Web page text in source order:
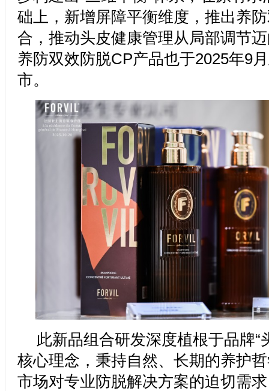
础上，新增屏障平衡维度，推出养
合，推动头皮健康管理从局部调节
养防双效防脱CP产品也于2025年9
市。
此新品组合研发深度植根于品牌“
核心理念，秉持自然、长期的养护
市场对专业防脱解决方案的迫切需